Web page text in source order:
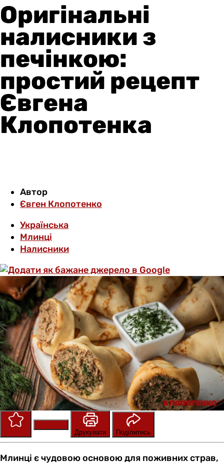
Оригінальні
налисники з
печінкою:
простий рецепт
Євгена
Клопотенка
Автор
Євген Клопотенко
Українська
Млинці
Налисники
Друкувати
Поділитись
Млинці є чудовою основою для поживних страв,